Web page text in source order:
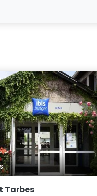
Tarbes